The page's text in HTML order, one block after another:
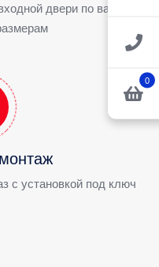
0
двери по вашим
с установкой под ключ